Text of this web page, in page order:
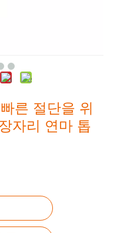
른 절단을 위
자리 연마 톱